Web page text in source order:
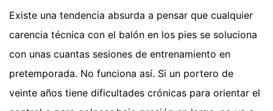
Existe una tendencia absurda a pensar que cualquier
carencia técnica con el balón en los pies se soluciona
con unas cuantas sesiones de entrenamiento en
pretemporada. No funciona así. Si un portero de
veinte años tiene dificultades crónicas para orientar el